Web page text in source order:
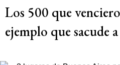
Los 500 que
ejemplo que sacude